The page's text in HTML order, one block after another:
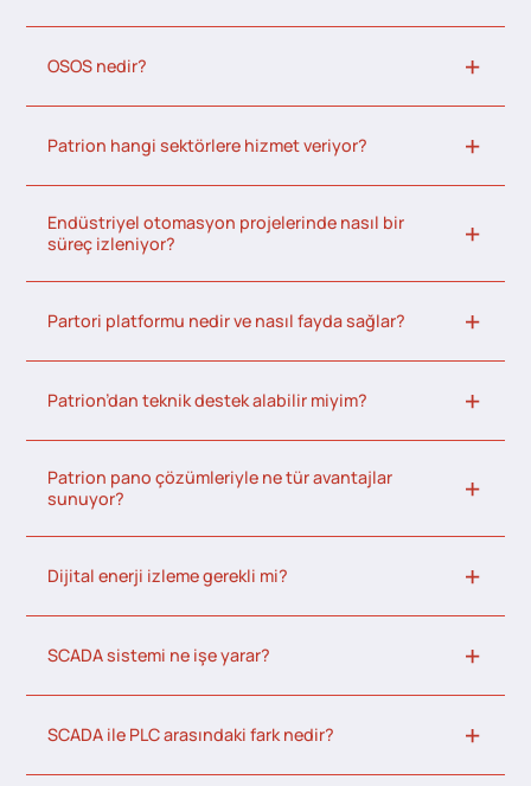
OSOS nedir?
Patrion hangi sektörlere hizmet veriyor?
Endüstriyel otomasyon projelerinde nasıl bir
süreç izleniyor?
Partori platformu nedir ve nasıl fayda sağlar?
Patrion’dan teknik destek alabilir miyim?
Patrion pano çözümleriyle ne tür avantajlar
sunuyor?
Dijital enerji izleme gerekli mi?
SCADA sistemi ne işe yarar?
SCADA ile PLC arasındaki fark nedir?